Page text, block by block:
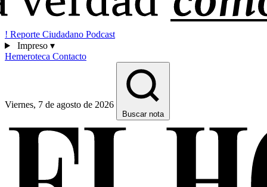
! Reporte Ciudadano Podcast
Impreso ▾
Hemeroteca Contacto
Viernes, 7 de agosto de 2026
Buscar nota